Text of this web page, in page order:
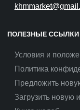
ПОЛЕЗНЫЕ ССЫЛКИ
Условия и
Политика
Предложить
Загрузить новую